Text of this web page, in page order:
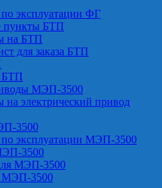
по эксплуатации ФГ
пункты БТП
на БТП
для заказа БТП
БТП
МЭП-3500
на электрический привод
3500
по эксплуатации МЭП-3500
3500
МЭП-3500
МЭП-3500